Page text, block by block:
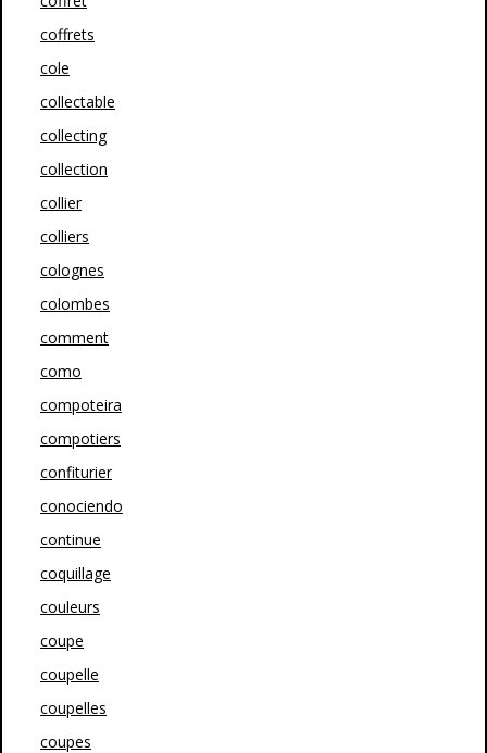
coffrets
cole
collectable
collecting
collection
collier
colliers
colognes
colombes
comment
como
compoteira
compotiers
confiturier
conociendo
continue
coquillage
couleurs
coupe
coupelle
coupelles
coupes